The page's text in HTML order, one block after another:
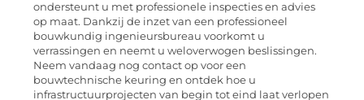
ondersteunt u met professionele inspecties en advies
op maat. Dankzij de inzet van een professioneel
bouwkundig ingenieursbureau voorkomt u
verrassingen en neemt u weloverwogen beslissingen.
Neem vandaag nog contact op voor een
bouwtechnische keuring en ontdek hoe u
infrastructuurprojecten van begin tot eind laat verlopen